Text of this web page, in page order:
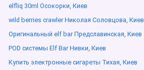
elfliq 30ml Осокорки, Киев
wild berries crawler Николая Соловцова, Киев
Оригинальный elf bar Предславинская, Киев
POD системы Elf Bar Нивки, Киев
Купить электронные сигареты Тихая, Киев